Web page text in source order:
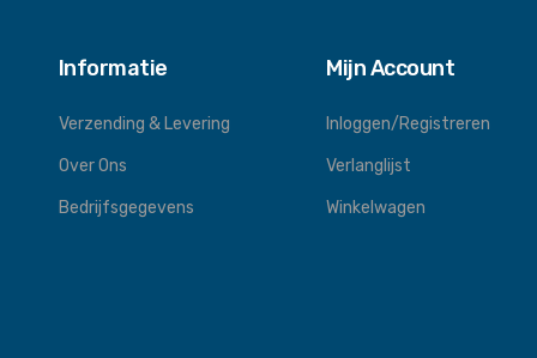
Informatie
Verzending & Levering
Over Ons
Bedrijfsgegevens
Mijn Account
Inloggen/Registreren
Verlanglijst
Winkelwagen